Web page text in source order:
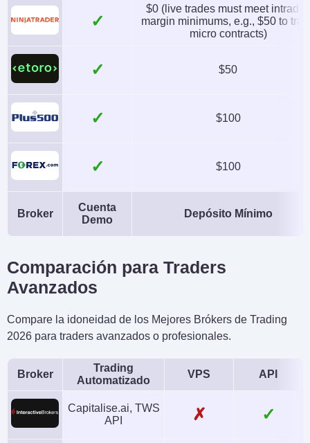
✓
$0 (live trades must meet intraday
margin minimums, e.g., $50 to
micro contracts)
✓ $50
✓ $100
✓ $100
Broker
Cuenta
Demo
Depósito Mínimo
Comparación para Traders
Avanzados
Compare la idoneidad de los Mejores Brókers de Trading
2026 para traders avanzados o profesionales.
Broker
Trading
Automatizado
VPS API
Capitalise.ai, TWS
API
✗ ✓